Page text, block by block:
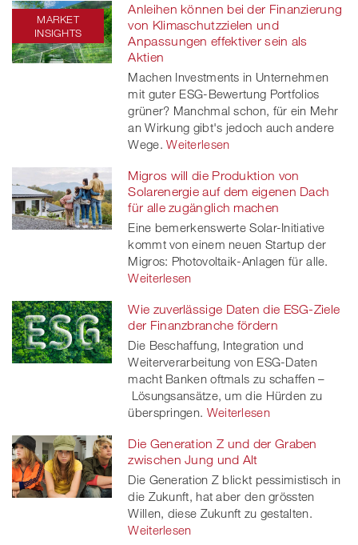
Anleihen können bei der Finanzierung
von Klimaschutzzielen und
Anpassungen effektiver sein als
Aktien
MARKET
INSIGHTS
Machen Investments in Unternehmen
mit guter ESG-Bewertung Portfolios
grüner? Manchmal schon, für ein Mehr
an Wirkung gibt's jedoch auch andere
Wege. Weiterlesen
Migros will die Produktion von
Solarenergie auf dem eigenen Dach
für alle zugänglich machen
Eine bemerkenswerte Solar-Initiative
kommt von einem neuen Startup der
Migros: Photovoltaik-Anlagen für alle.
Weiterlesen
Wie zuverlässige Daten die ESG-Ziele
der Finanzbranche fördern
Die Beschaffung, Integration und
Weiterverarbeitung von ESG-Daten
macht Banken oftmals zu schaffen –
Lösungsansätze, um die Hürden zu
überspringen. Weiterlesen
Die Generation Z und der Graben
zwischen Jung und Alt
Die Generation Z blickt pessimistisch in
die Zukunft, hat aber den grössten
Willen, diese Zukunft zu gestalten.
Weiterlesen